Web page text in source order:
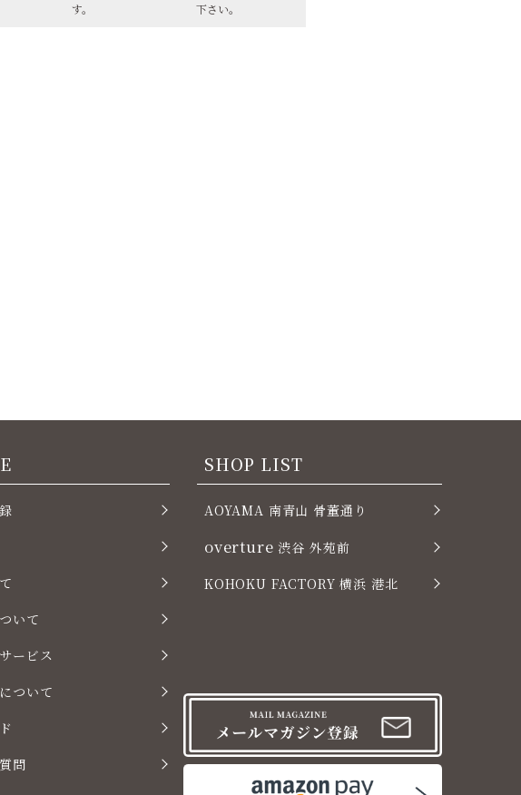
す。
下さい。
いて
ービス
ついて
問
SHOP LIST
AOYAMA 南青山 骨董通り
overture 渋谷 外苑前
KOHOKU FACTORY 横浜 港北